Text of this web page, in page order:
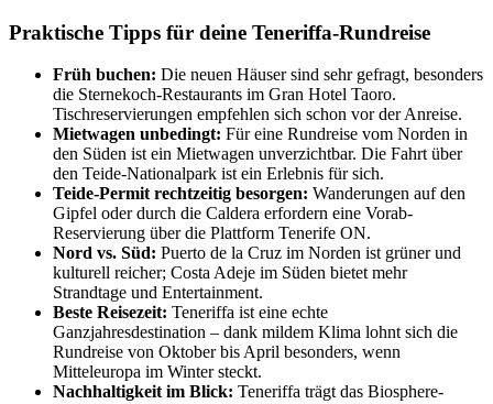
Praktische Tipps für deine Teneriffa-Rundreise
Früh buchen: Die neuen Häuser sind sehr gefragt, besonders
die Sternekoch-Restaurants im Gran Hotel Taoro.
Tischreservierungen empfehlen sich schon vor der Anreise.
Mietwagen unbedingt: Für eine Rundreise vom Norden in
den Süden ist ein Mietwagen unverzichtbar. Die Fahrt über
den Teide-Nationalpark ist ein Erlebnis für sich.
Teide-Permit rechtzeitig besorgen: Wanderungen auf den
Gipfel oder durch die Caldera erfordern eine Vorab-
Reservierung über die Plattform Tenerife ON.
Nord vs. Süd: Puerto de la Cruz im Norden ist grüner und
kulturell reicher; Costa Adeje im Süden bietet mehr
Strandtage und Entertainment.
Beste Reisezeit: Teneriffa ist eine echte
Ganzjahresdestination – dank mildem Klima lohnt sich die
Rundreise von Oktober bis April besonders, wenn
Mitteleuropa im Winter steckt.
Nachhaltigkeit im Blick: Teneriffa trägt das Biosphere-